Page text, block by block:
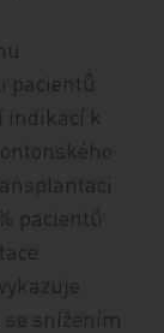
pacientů
indikací k
pacientů
snížením